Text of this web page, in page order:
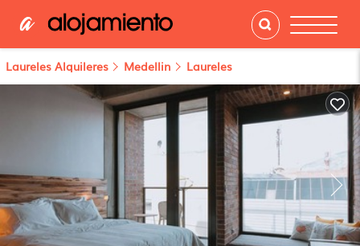
Laureles Alquileres Medellin Laureles